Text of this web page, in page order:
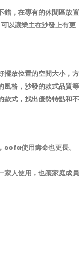
錯，在專有的休閒區放置
以讓業主在沙發上有更
放位置的空間大小，方
風格，沙發的款式品質等
款式，找出優勢特點和不
sofa使用壽命也更長。
家人使用，也讓家庭成員